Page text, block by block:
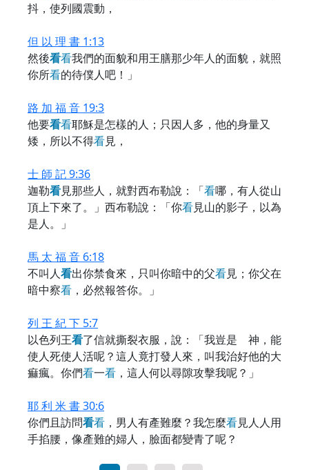
抖，使列國震動，
但 以 理 書 1:13
然後看看我們的面貌和用王膳那少年人的面貌，就照
你所看的待僕人吧！」
路 加 福 音 19:3
他要看看耶穌是怎樣的人；只因人多，他的身量又
矮，所以不得看見，
士 師 記 9:36
迦勒看見那些人，就對西布勒說：「看哪，有人從山
頂上下來了。」西布勒說：「你看見山的影子，以為
是人。」
馬 太 福 音 6:18
不叫人看出你禁食來，只叫你暗中的父看見；你父在
暗中察看 ，必然報答你。」
列 王 紀 下 5:7
以色列王看了信就撕裂衣服，說：「我豈是 神，能
使人死使人活呢？這人竟打發人來，叫我治好他的大
痲瘋。你們看一看 ，這人何以尋隙攻擊我呢？」
耶 利 米 書 30:6
你們且訪問看看 ，男人有產難麼？我怎麼看見人人用
手掐腰，像產難的婦人，臉面都變青了呢？